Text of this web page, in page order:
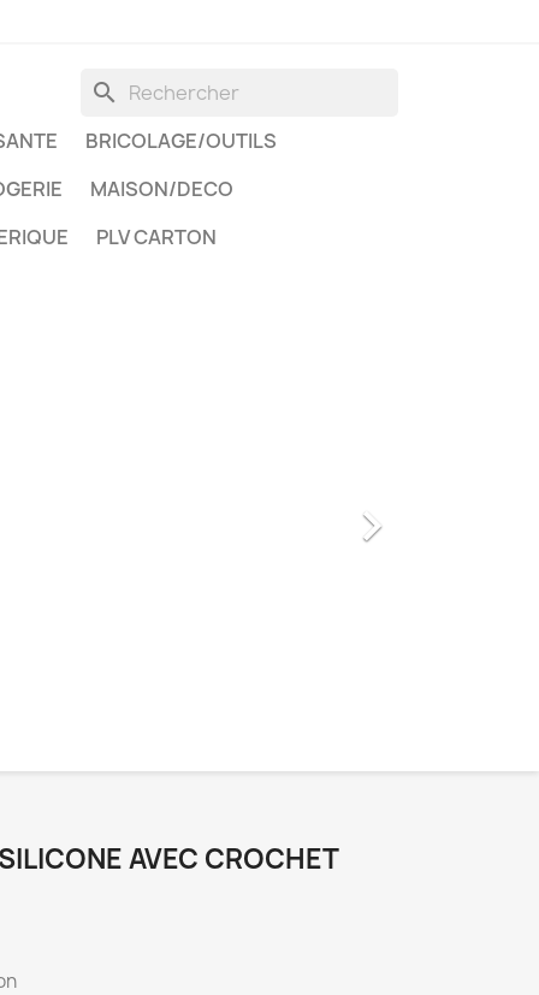
search
BRICOLAGE/OUTILS
MAISON/DECO
PLV CARTON

AVEC CROCHET